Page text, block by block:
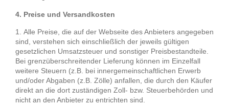
4. Preise und Versandkosten
Alle Preise, die auf der Webseite des Anbieters angegeben
sind, verstehen sich einschließlich der jeweils gültigen
gesetzlichen Umsatzsteuer und sonstiger Preisbestandteile.
Bei grenzüberschreitender Lieferung können im Einzelfall
weitere Steuern (z.B. bei innergemeinschaftlichen Erwerb
und/oder Abgaben (z.B. Zölle) anfallen, die durch den Käufer
direkt an die dort zuständigen Zoll- bzw. Steuerbehörden und
nicht an den Anbieter zu entrichten sind.